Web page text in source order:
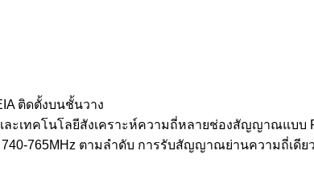
ติดตั้งบนชั้นวาง
เทคโนโลยีสังเคราะห์ความถี่หลายช่องสัญญาณแบบ
740-765MHz ตามลำดับ การรับสัญญาณย่านความถี่เดี